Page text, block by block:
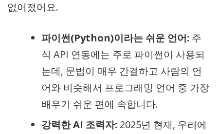
없어졌어요.
파이썬(Python)이라는 쉬운 언어: 주
식 API 연동에는 주로 파이썬이 사용되
는데, 문법이 매우 간결하고 사람의 언
어와 비슷해서 프로그래밍 언어 중 가장
배우기 쉬운 편에 속합니다.
강력한 AI 조력자: 2025년 현재, 우리에